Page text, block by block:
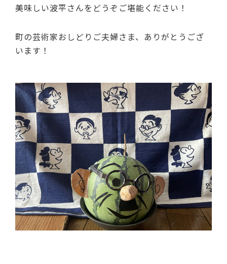
美味しい波平さんをどうぞご堪能ください！
町の芸術家おしどりご夫婦さま、ありがとうござ
います！